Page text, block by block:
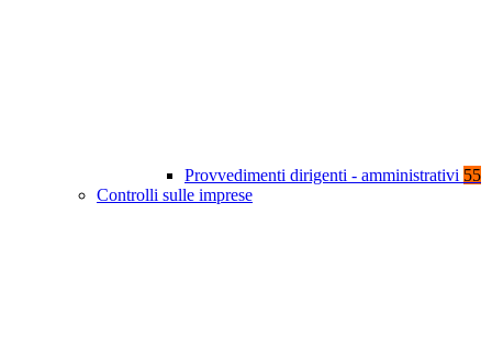
Provvedimenti dirigenti - amministrativi 55
Controlli sulle imprese